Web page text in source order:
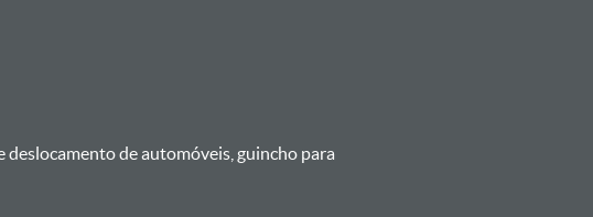
deslocamento de automóveis, guincho para